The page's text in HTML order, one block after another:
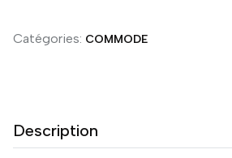
Catégories: COMMODE
Description